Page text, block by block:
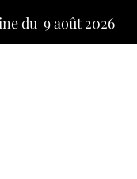
du 9 août 2026